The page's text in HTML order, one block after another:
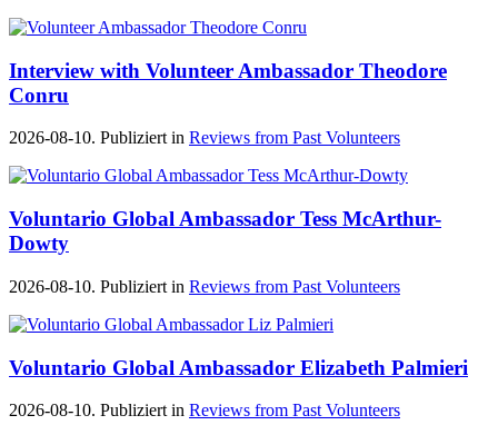
Interview with Volunteer Ambassador Theodore
Conru
2026-08-10. Publiziert in Reviews from Past Volunteers
Voluntario Global Ambassador Tess McArthur-
Dowty
2026-08-10. Publiziert in Reviews from Past Volunteers
Voluntario Global Ambassador Elizabeth Palmieri
2026-08-10. Publiziert in Reviews from Past Volunteers